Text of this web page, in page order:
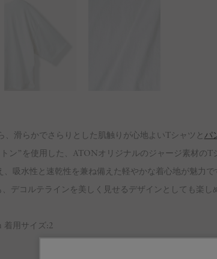
滑らかでさらりとした肌触りが心地よいTシャツと パ
ン”を使用した、ATONオリジナルのジャージ素材のT
吸水性と速乾性を兼ね備えた軽やかな着心地が魅力
デコルテラインを美しく見せるデザインとしても楽し
着用サイズ:2